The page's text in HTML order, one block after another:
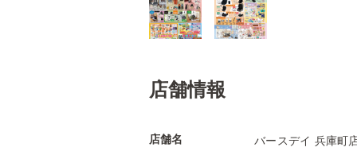
店舗情報
店舗名 バースデイ 兵庫町